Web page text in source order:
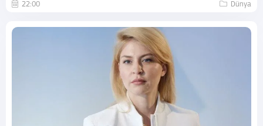
22:00 Dünya